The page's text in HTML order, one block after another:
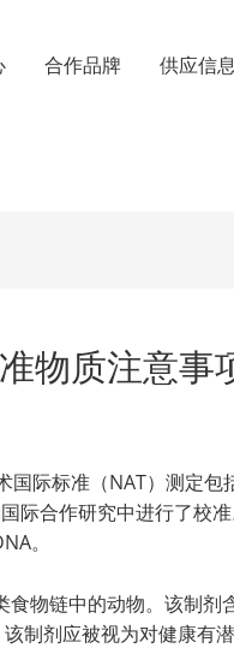
合作品牌 供应信息
物质注意事
际标准（NAT）测定
合作研究中进行了校
。
食物链中的动物。该制
制剂应被视为对健康有